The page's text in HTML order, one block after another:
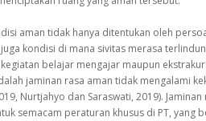
aman tidak hanya ditentukan oleh
kondisi di mana sivitas merasa
belajar mengajar maupun
jaminan rasa aman tidak mengalami
Nurtjahyo dan Saraswati, 2019).
semacam peraturan khusus di PT, yang